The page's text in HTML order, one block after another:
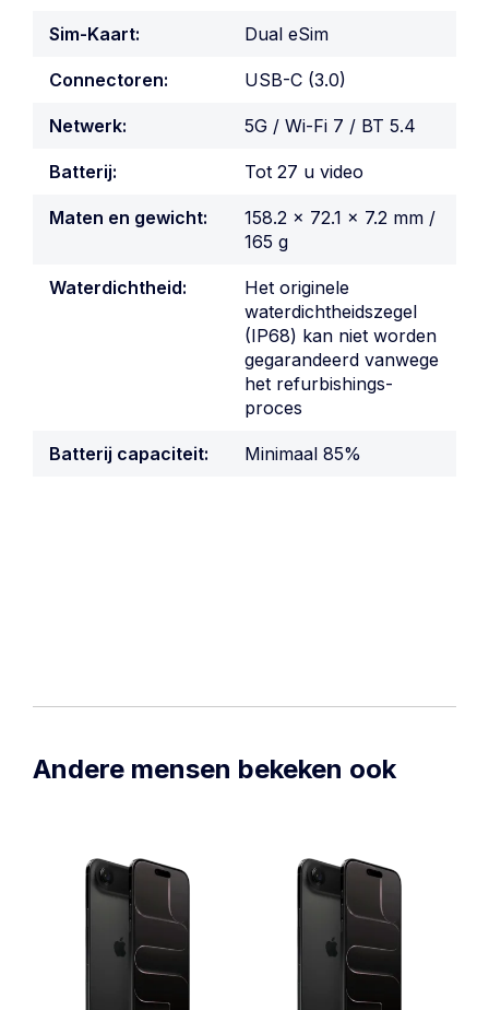
Sim-Kaart: Dual eSim
Connectoren: USB-C (3.0)
Netwerk: 5G / Wi-Fi 7 / BT 5.4
Batterij: Tot 27 u video
Maten en gewicht:
158.2 × 72.1 × 7.2 mm /
165 g
Waterdichtheid:
Het originele
waterdichtheidszegel
(IP68) kan niet worden
gegarandeerd vanwege
het refurbishings-
proces
Batterij capaciteit: Minimaal 85%
Andere mensen bekeken ook